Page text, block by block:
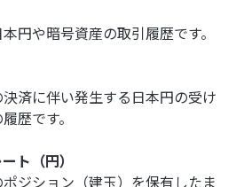
円や暗号資産の取引履歴です。
済に伴い発生する日本円の受け
歴です。
ト（円）
ジション（建玉）を保有したま